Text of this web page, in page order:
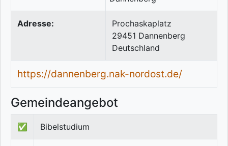
Adresse:
Prochaskaplatz
29451 Dannenberg
Deutschland
https://dannenberg.nak-nordost.de/
Gemeindeangebot
✅ Bibelstudium